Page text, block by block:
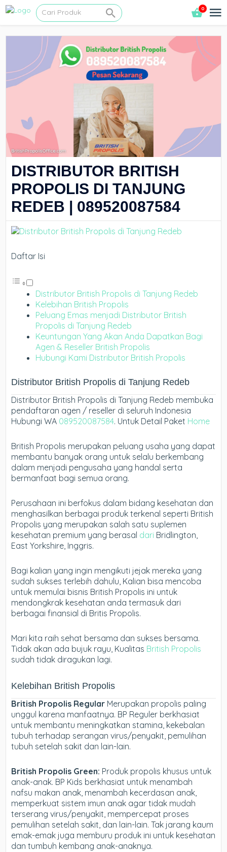
0
DISTRIBUTOR BRITISH
PROPOLIS DI TANJUNG
REDEB | 089520087584
Daftar Isi
Distributor British Propolis di Tanjung Redeb
Kelebihan British Propolis
Peluang Emas menjadi Distributor British
Propolis di Tanjung Redeb
Keuntungan Yang Akan Anda Dapatkan Bagi
Agen & Reseller British Propolis
Hubungi Kami Distributor British Propolis
Distributor British Propolis di Tanjung Redeb
Distributor British Propolis di Tanjung Redeb membuka
pendaftaran agen / reseller di seluruh Indonesia
Hubungi WA 089520087584. Untuk Detail Paket Home
British Propolis merupakan peluang usaha yang dapat
membantu banyak orang untuk selalu berkembang
dalam menjadi pengusaha yang handal serta
bermanfaat bagi semua orang.
Perusahaan ini berfokus dalam bidang kesehatan dan
menghasilkan berbagai produk terkenal seperti British
Propolis yang merupakan salah satu suplemen
kesehatan premium yang berasal dari Bridlington,
East Yorkshire, Inggris.
Bagi kalian yang ingin mengikuti jejak mereka yang
sudah sukses terlebih dahulu, Kalian bisa mencoba
untuk memulai bisnis British Propolis ini untuk
mendongkrak kesehatan anda termasuk dari
berbagai finansial di Britis Propolis.
Mari kita raih sehat bersama dan sukses bersama.
Tidak akan ada bujuk rayu, Kualitas British Propolis
sudah tidak diragukan lagi.
Kelebihan British Propolis
British Propolis Regular Merupakan propolis paling
unggul karena manfaatnya. BP Reguler berkhasiat
untuk membantu meningkatkan stamina, kekebalan
tubuh terhadap serangan virus/penyakit, pemulihan
tubuh setelah sakit dan lain-lain.
British Propolis Green: Produk propolis khusus untuk
anak-anak. BP Kids berkhasiat untuk menambah
nafsu makan anak, menambah kecerdasan anak,
memperkuat sistem imun anak agar tidak mudah
terserang virus/penyakit, mempercepat proses
pemulihan setelah sakit, dan lain-lain. Tak jarang kaum
emak-emak juga memburu produk ini untuk kesehatan
dan tumbuh kembang anak-anaknya.